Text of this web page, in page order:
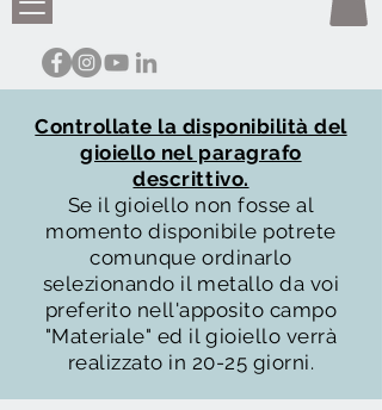
Controllate la disponibilità del
gioiello nel paragrafo
descrittivo.
Se il gioiello non fosse al
momento disponibile potrete
comunque ordinarlo
selezionando il metallo da voi
preferito nell'apposito campo
"Materiale" ed il gioiello verrà
realizzato in 20-25 giorni.